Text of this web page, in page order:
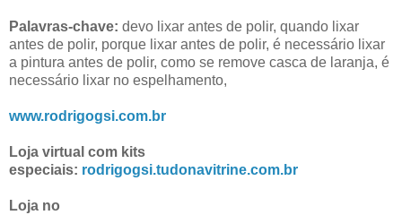
Palavras-chave: devo lixar antes de polir, quando lixar
antes de polir, porque lixar antes de polir, é necessário lixar
a pintura antes de polir, como se remove casca de laranja, é
necessário lixar no espelhamento,
www.rodrigogsi.com.br
Loja virtual com kits
especiais: rodrigogsi.tudonavitrine.com.br
Loja no